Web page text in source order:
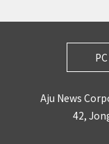
Aju News
42,